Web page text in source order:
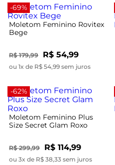
-69%
Moletom Feminino Rovitex
Bege
R$ 179,99 R$ 54,99
ou 1x de R$ 54,99 sem juros
-62%
Moletom Feminino Plus
Size Secret Glam Roxo
R$ 299,99 R$ 114,99
ou 3x de R$ 38,33 sem juros